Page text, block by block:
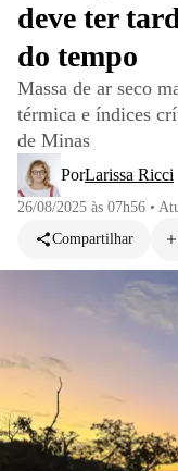
deve ter
do tempo
Massa de ar seco
térmica e índices
de Minas
PorLarissa Ricci
26/08/2025 às 07h56 •
Compartilhar